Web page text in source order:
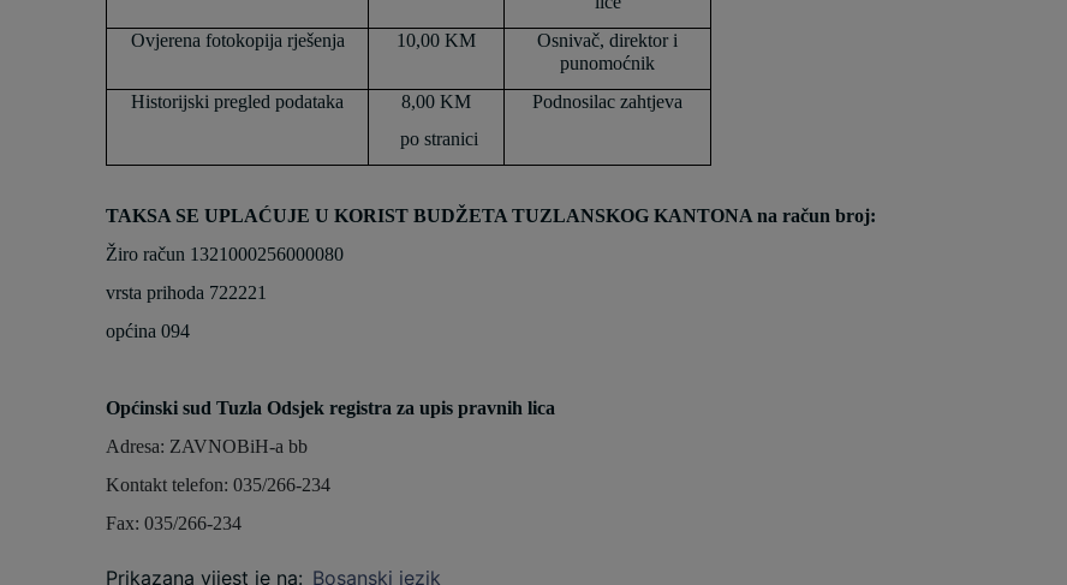
Ovjerena fotokopija rješenja
10,00 KM
Osnivač, direktor i
punomoćnik
Historijski pregled podataka
8,00 KM
po stranici
Podnosilac zahtjeva
TAKSA SE UPLAĆUJE U KORIST BUDŽETA TUZLANSKOG KANTONA na račun broj:
Žiro račun 1321000256000080
vrsta prihoda 722221
općina 094
Općinski sud Tuzla Odsjek registra za upis pravnih lica
Adresa: ZAVNOBiH-a bb
Kontakt telefon: 035/266-234
Fax: 035/266-234
Prikazana vijest je na: Bosanski jezik